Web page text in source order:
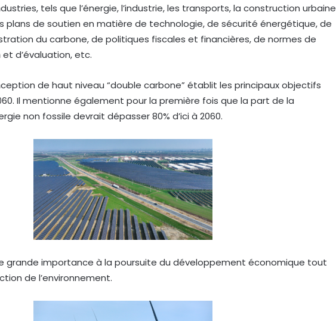
tels que l’énergie, l’industrie, les transports, la construction urbaine
plans de soutien en matière de technologie, de sécurité énergétique, de
du carbone, de politiques fiscales et financières, de normes de
d’évaluation, etc.
de haut niveau “double carbone” établit les principaux objectifs
Il mentionne également pour la première fois que la part de la
non fossile devrait dépasser 80% d’ici à 2060.
grande importance à la poursuite du développement économique tout
de l’environnement.